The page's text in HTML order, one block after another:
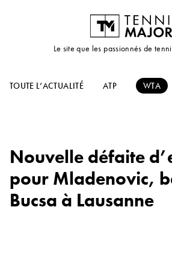
Le site que les passionnés de
TOUTE L’ACTUALITÉ ATP WTA
Nouvelle défaite
pour Mladenovic,
Bucsa à Lausanne